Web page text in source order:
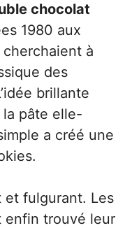
chocolat
1980 aux
à
des
brillante
la pâte elle-
a créé une
et fulgurant. Les
enfin trouvé leur